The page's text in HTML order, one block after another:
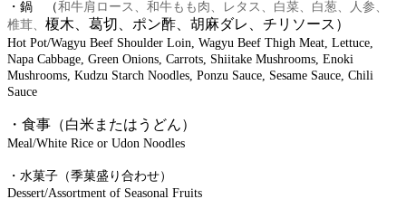
・鍋 （和牛肩ロース、和牛もも肉、レタス、白菜、白葱、人参、
椎茸、 榎木、葛切、ポン酢、胡麻ダレ、チリソース）
Hot Pot/Wagyu Beef Shoulder Loin, Wagyu Beef Thigh Meat, Lettuce,
Napa Cabbage, Green Onions, Carrots, Shiitake Mushrooms, Enoki
Mushrooms, Kudzu Starch Noodles, Ponzu Sauce, Sesame Sauce, Chili
Sauce
・食事（白米またはうどん）
Meal/White Rice or Udon Noodles
・水菓子（季菓盛り合わせ）
Dessert/Assortment of Seasonal Fruits